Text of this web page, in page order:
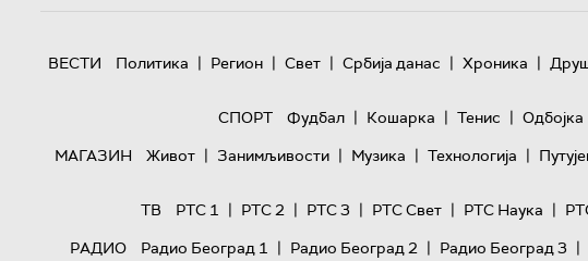
ВЕСТИ Политика | Регион | Свет | Србија данас | Хроника |
СПОРТ
Фудбал | Кошарка | Тенис | Одбојка
МАГАЗИН
Живот | Занимљивости | Музика | Технологијa |
ТВ
РТС 1 | РТС 2 | РТС 3 | РТС Свет | РТС Наука |
РАДИО
Радио Београд 1 | Радио Београд 2 | Радио Београд 3 |